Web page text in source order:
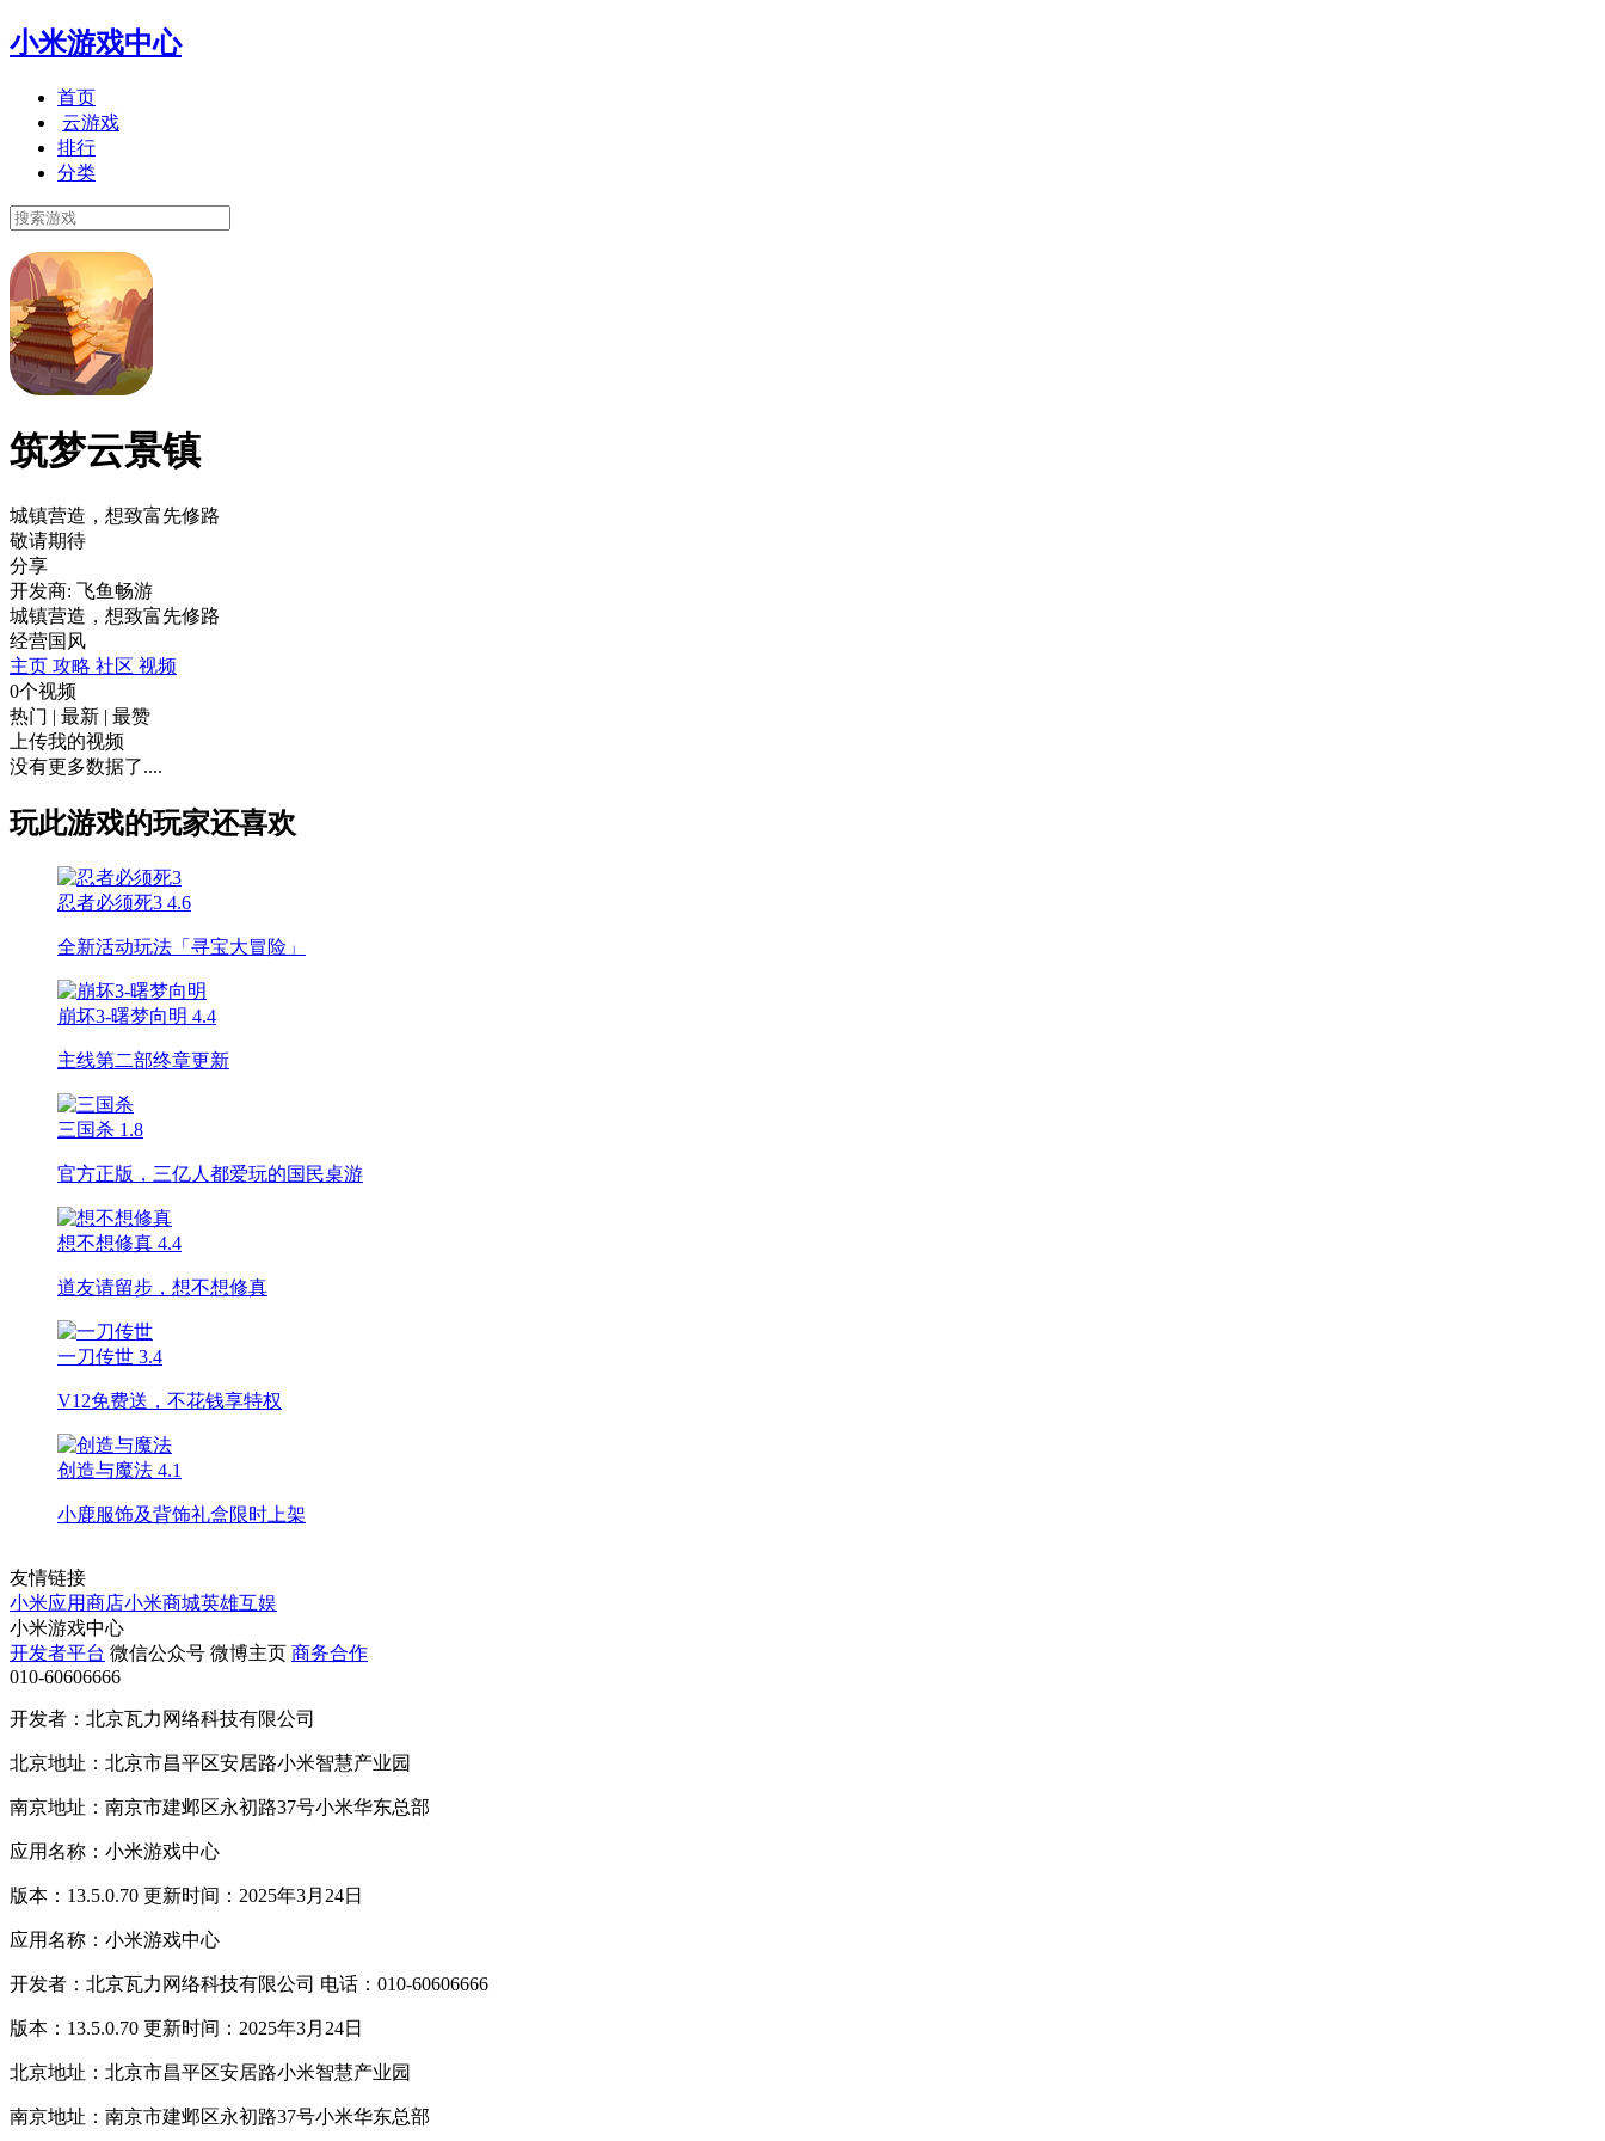
小米游戏中心
首页
云游戏
排行
分类
筑梦云景镇
城镇营造，想致富先修路
敬请期待
分享
开发商: 飞鱼畅游
城镇营造，想致富先修路
经营国风
主页 攻略 社区 视频
0个视频
热门 | 最新 | 最赞
上传我的视频
没有更多数据了....
玩此游戏的玩家还喜欢
忍者必须死3 4.6
全新活动玩法「寻宝大冒险」
崩坏3-曙梦向明 4.4
主线第二部终章更新
三国杀 1.8
官方正版，三亿人都爱玩的国民桌游
想不想修真 4.4
道友请留步，想不想修真
一刀传世 3.4
V12免费送，不花钱享特权
创造与魔法 4.1
小鹿服饰及背饰礼盒限时上架
友情链接
小米应用商店小米商城英雄互娱
小米游戏中心
开发者平台 微信公众号 微博主页 商务合作
010-60606666
开发者：北京瓦力网络科技有限公司
北京地址：北京市昌平区安居路小米智慧产业园
南京地址：南京市建邺区永初路37号小米华东总部
应用名称：小米游戏中心
版本：13.5.0.70 更新时间：2025年3月24日
应用名称：小米游戏中心
开发者：北京瓦力网络科技有限公司 电话：010-60606666
版本：13.5.0.70 更新时间：2025年3月24日
北京地址：北京市昌平区安居路小米智慧产业园
南京地址：南京市建邺区永初路37号小米华东总部